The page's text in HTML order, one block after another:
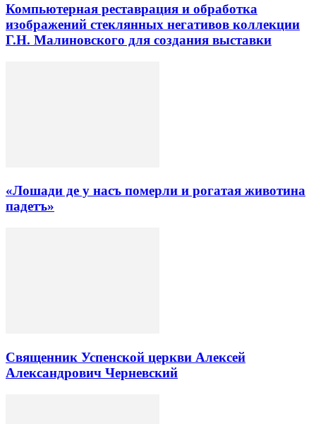
Компьютерная реставрация и обработка
изображений стеклянных негативов коллекции
Г.Н. Малиновского для создания выставки
«Лошади де у насъ померли и рогатая животина
падетъ»
Священник Успенской церкви Алексей
Александрович Черневский